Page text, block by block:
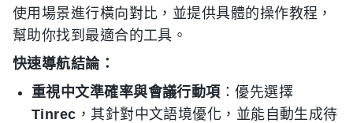
使用場景進行橫向對比，並提供具體的操作教程，
幫助你找到最適合的工具。
快速導航結論：
重視中文準確率與會議行動項 ：優先選擇
Tinrec ，其針對中文語境優化，並能自動生成待